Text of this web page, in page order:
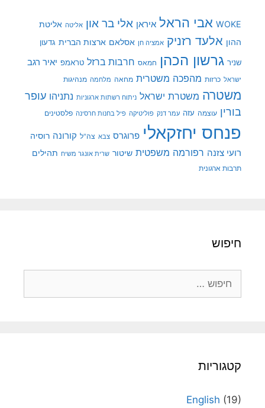
WOKE אבי הראל איראן אלי בר און אליטה אליטת
ההון אלעד רזניק אמציה חן אסלאם ארצות הברית גדעון
שניר גרשון הכהן חמאס חרבות ברזל טראמפ יאיר רגב
ישראל כרזות מהפכה משטרית מחאה מלחמה מנהיגות
משטרה משטרת ישראל ניתוח רשתות ארגוניות נתניהו עופר
בורין עוצמה עזה עמר דנק פוליטיקה פיל בחנות חרסינה פלסטינים
פנחס יחזקאלי פרוגרס צבא צה"ל קורונה רוסיה
רועי צזנה רפורמה משפטית שיטור שרית אונגר משיח תהילים
תרבות ארגונית
חיפוש
קטגוריות
English (19)